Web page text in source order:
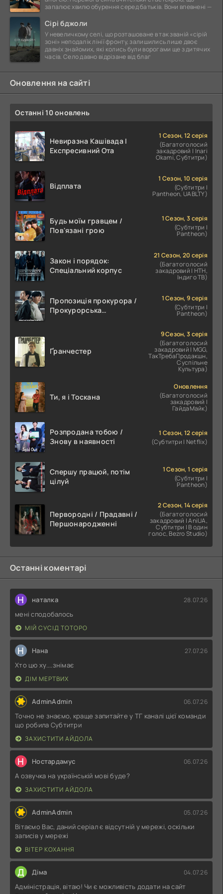
запалює хвилю обурення серед батьків. Вони впевнені —
Сірі бджоли
У невеличкому селі, що розташоване в так званій «сірій
зоні» неподалік лінії фронту, залишились лише двоє
давніх знайомих, які колись були ворогами ще з дитячих
часів. Село давно відрізане від благ
Оновлення на сайті
Останні 10 оновлень
Невиразна Кашівада І
Експресивний Ота
1 Сезон, 12 серія
(Багатоголосий
закадровий | Inari
Okami, Субтитри)
Відплата
1 Сезон, 10 серія
(Субтитри |
Pantheon, UABLTY)
Будь моїм гравцем /
Пов'язані грою
1 Сезон, 3 серія
(Субтитри |
Pantheon)
Закон і порядок:
Спеціальний корпус
21 Сезон, 20 серія
(Багатоголосий
закадровий | НТН,
Індиго ТВ)
Пропозиція прокурора /
Прокурорська
1 Сезон, 9 серія
(Субтитри |
Pantheon)
Ґранчестер
9 Сезон, 3 серія
(Багатоголосий
закадровий | MGG,
ТакТребаПродакшн,
Суспільне
Культура)
Ти, я і Тоскана
Оновлення
(Багатоголосий
закадровий |
ГайдаМайк)
Розпродана тобою /
Знову в наявності
1 Сезон, 12 серія
(Субтитри | Netflix)
Спершу працюй, потім
цілуй
1 Сезон, 1 серія
(Субтитри |
Pantheon)
Первородні / Прадавні /
Першонародженні
2 Сезон, 14 серія
(Багатоголосий
закадровий | AniUA,
Субтитри | В один
голос, Bezro Studio)
Останні коментарі
Н наталка 28.07.26
мені сподобалось
МІЙ СУСІД ТОТОРО
Н Нана 27.07.26
Хто цю ху....знімає
ДІМ МЕРТВИХ
AdminAdmin 06.07.26
Точно не знаємо, краще запитайте у ТГ каналі цієї команди
що робила Субтитри
ЗАХИСТИТИ АЙДОЛА
Н Ностардамус 06.07.26
А озвучка на українській мові буде?
ЗАХИСТИТИ АЙДОЛА
AdminAdmin 05.07.26
Вітаємо Вас, даний серіал є відсутній у мережі, оскільки
записів у мережі
ВІТЕР КОХАННЯ
Д Діма 04.07.26
Адміністрація, вітаю! Чи є можливість додати на сайт